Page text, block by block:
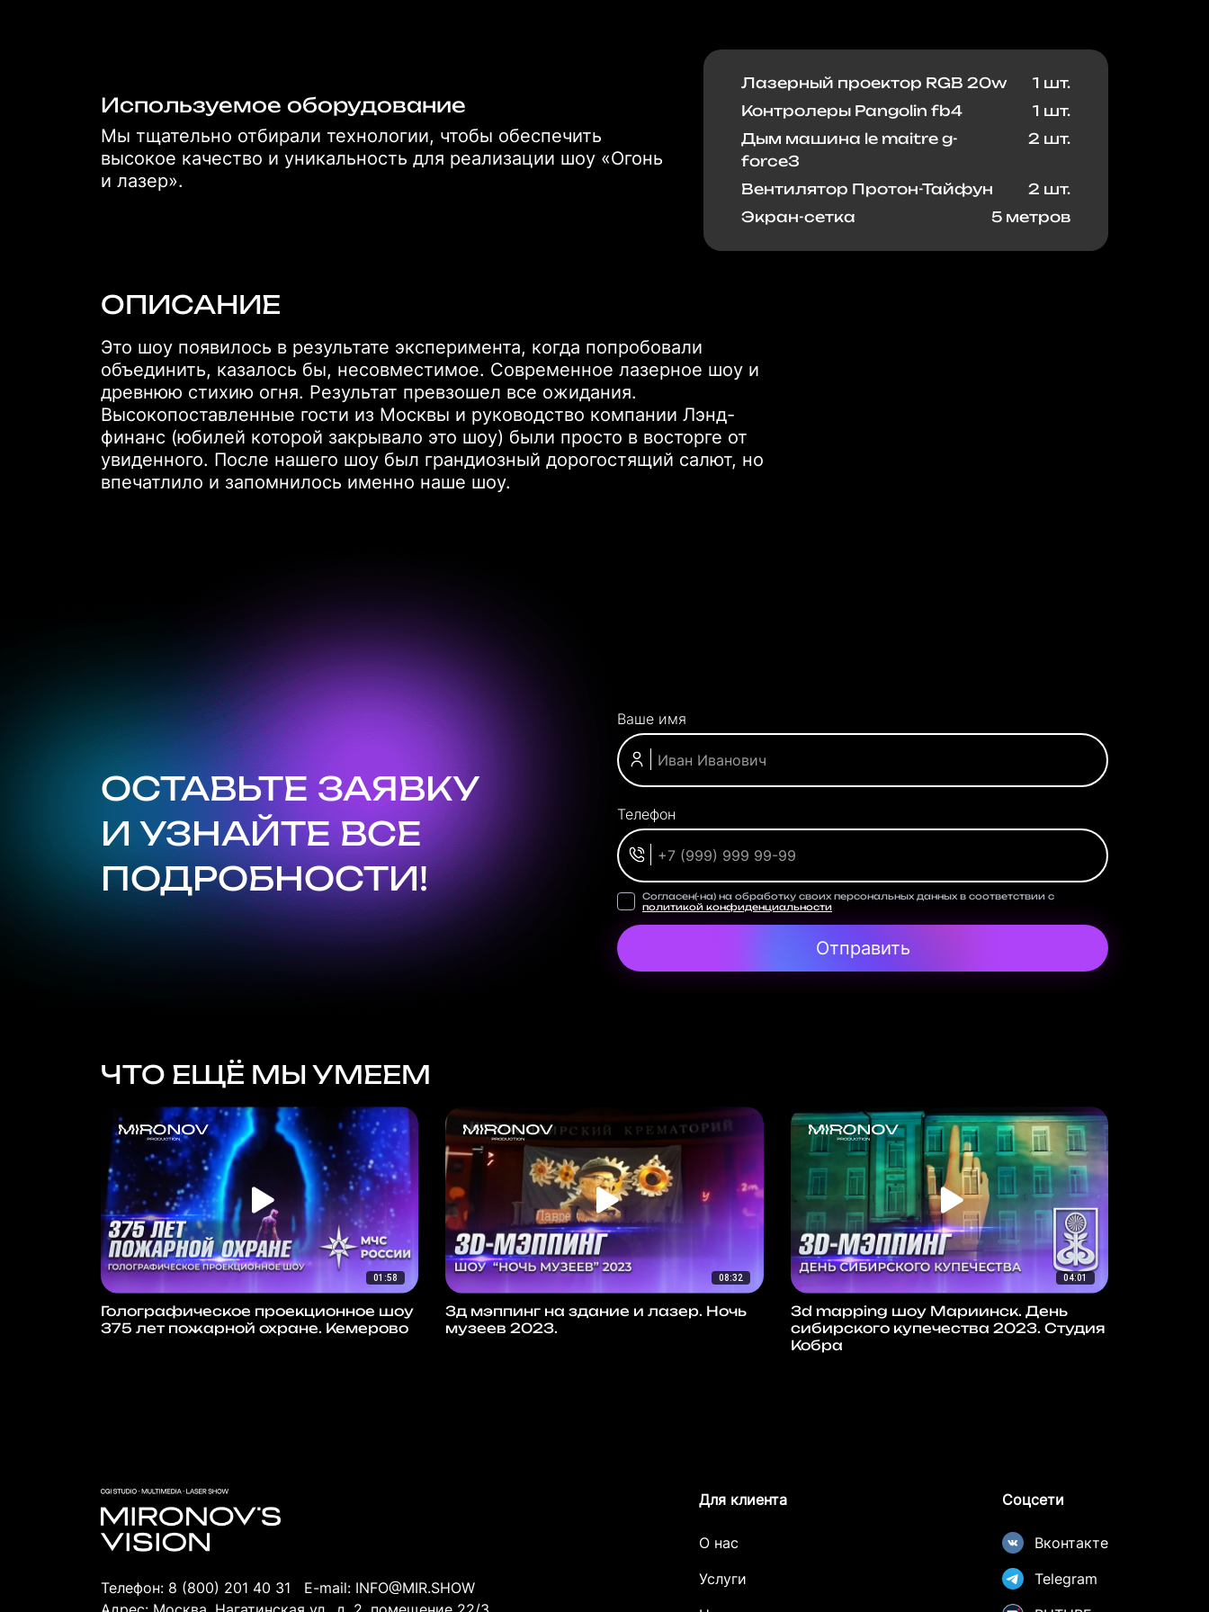
Используемое оборудование
Мы тщательно отбирали технологии, чтобы обеспечить
высокое качество и уникальность для реализации шоу «Огонь
и лазер».
Лазерный проектор RGB 20w
1 шт.
Контролеры Pangolin fb4
1 шт.
Дым машина le maitre g-
force3
2 шт.
Вентилятор Протон-Тайфун
2 шт.
Экран-сетка
5 метров
ОПИСАНИЕ
Это шоу появилось в результате эксперимента, когда попробовали
объединить, казалось бы, несовместимое. Современное лазерное шоу и
древнюю стихию огня. Результат превзошел все ожидания.
Высокопоставленные гости из Москвы и руководство компании Лэнд-
финанс (юбилей которой закрывало это шоу) были просто в восторге от
увиденного. После нашего шоу был грандиозный дорогостящий салют, но
впечатлило и запомнилось именно наше шоу.
ОСТАВЬТЕ ЗАЯВКУ
И УЗНАЙТЕ ВСЕ
ПОДРОБНОСТИ!
Ваше имя
Телефон
Согласен(-на) на обработку своих персональных данных в соответствии с
политикой конфиденциальности
Отправить
ЧТО ЕЩЁ МЫ УМЕЕМ
01:58
Голографическое проекционное шоу
375 лет пожарной охране. Кемерово
08:32
3д мэппинг на здание и лазер. Ночь
музеев 2023.
04:01
3d mapping шоу Мариинск. День
сибирского купечества 2023. Студия
Кобра
Телефон: 8 (800) 201 40 31 E-mail: INFO@MIR.SHOW
Для клиента
О нас
Услуги
Соцсети
Вконтакте
Telegram